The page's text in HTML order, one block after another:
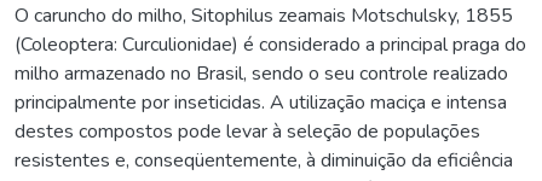
O caruncho do milho, Sitophilus zeamais Motschulsky, 1855
(Coleoptera: Curculionidae) é considerado a principal praga do
milho armazenado no Brasil, sendo o seu controle realizado
principalmente por inseticidas. A utilização maciça e intensa
destes compostos pode levar à seleção de populações
resistentes e, conseqüentemente, à diminuição da eficiência